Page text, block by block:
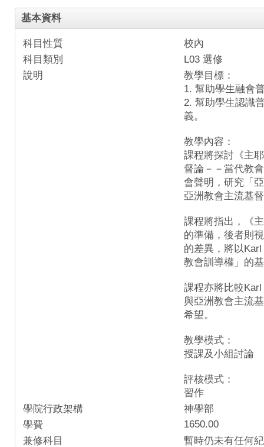
基本資料
科目性質
校內
科目類別
L03 選修
說明
教學目標：
1. 幫助學生融會
2. 幫助學生認識
義。
教學內容：
課程將探討《主
督論－－當代教
會聲明，研究「
亞洲教會主流基
課程將指出，《
的準備，後者則
的差異，將以
教會訓導權」的
課程亦將比較
與亞洲教會主流
希望。
教學模式：
授課及小組討論
評核模式：
習作
學院行政架構
神學部
學費
1650.00
兼修科目
暫時仍未有任何